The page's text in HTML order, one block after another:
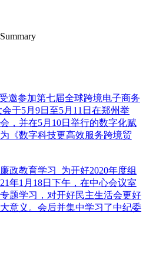
邀参加第七届全球跨境电子商务
于5月9日至5月11日在郑州举
，并在5月10日举行的数字化赋
《数字科技更高效服务跨境贸
政教育学习
为开好2020年度组
年1月18日下午，在中心会议室
题学习，对开好民主生活会更好
意义。会后并集中学习了中纪委